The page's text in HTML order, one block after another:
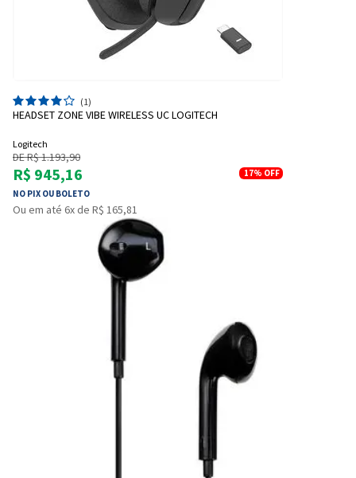
(1)
HEADSET ZONE VIBE WIRELESS UC LOGITECH
Logitech
DE R$ 1.193,90
R$ 945,16
NO PIX OU BOLETO
17% OFF
Ou em até 6x de R$ 165,81